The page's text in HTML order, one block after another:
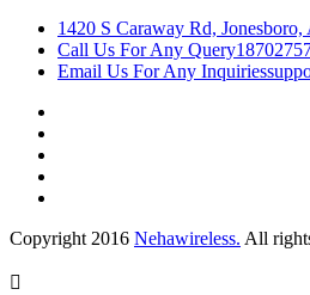
1420 S Caraway Rd,
Call Us For Any Query
Email Us For Any Inquiries
Copyright 2016 Nehawireless. All
